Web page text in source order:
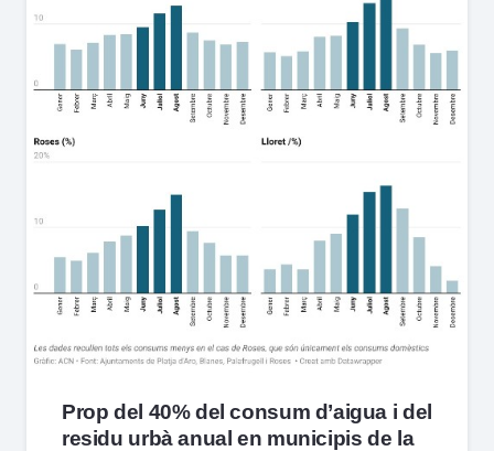
Prop del 40% del consum d’aigua i del
residu urbà anual en municipis de la